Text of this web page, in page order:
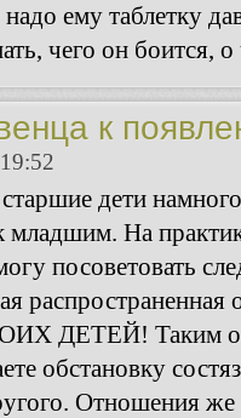
ему таблетку
чего он боится,
к
дети
На
посоветовать
ДЕТЕЙ! Таким
обстановку
Отношения